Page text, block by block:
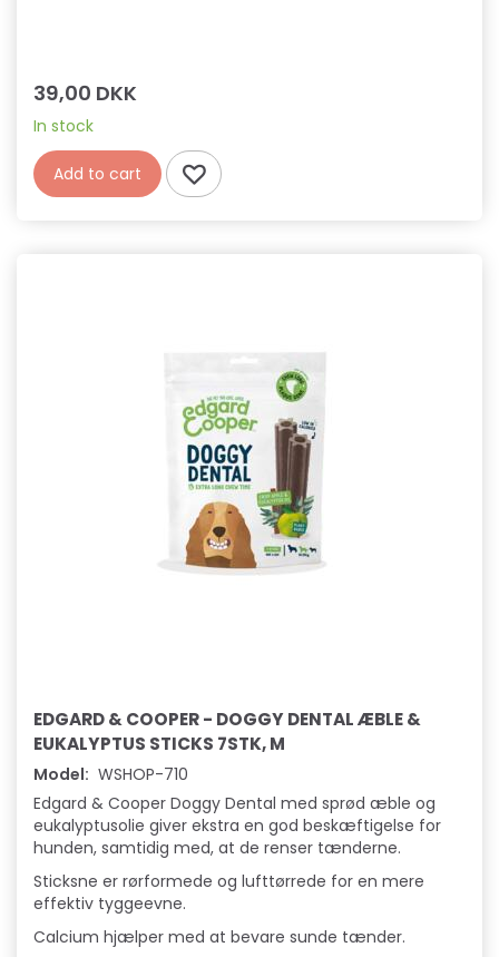
39,00 DKK
In stock
Add to cart
EDGARD & COOPER - DOGGY DENTAL ÆBLE &
EUKALYPTUS STICKS 7STK, M
Model: WSHOP-710
Edgard & Cooper Doggy Dental med sprød æble og
eukalyptusolie giver ekstra en god beskæftigelse for
hunden, samtidig med, at de renser tænderne.
Sticksne er rørformede og lufttørrede for en mere
effektiv tyggeevne.
Calcium hjælper med at bevare sunde tænder.